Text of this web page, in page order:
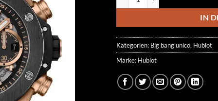
499.00 €
IN
Kategorien: Big bang unico, Hublot
Marke: Hublot